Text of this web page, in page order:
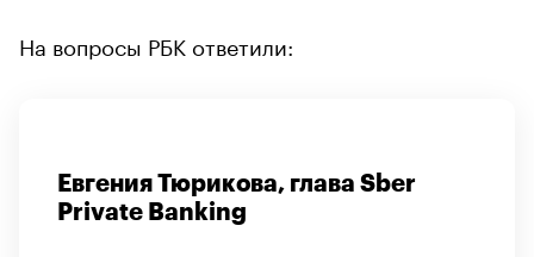
На вопросы РБК ответили:
Евгения Тюрикова, глава Sber
Private Banking